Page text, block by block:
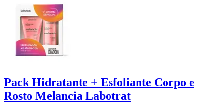
Pack Hidratante + Esfoliante Corpo e
Rosto Melancia Labotrat